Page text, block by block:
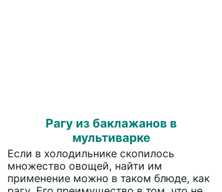
Рагу из баклажанов в
мультиварке
Если в холодильнике скопилось
множество овощей, найти им
применение можно в таком блюде, как